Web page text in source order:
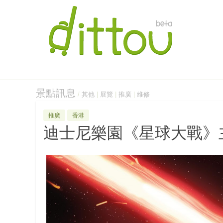
景點訊息 / 其他 展覽 推廣 維修
推廣 香港
迪士尼樂園《星球大戰